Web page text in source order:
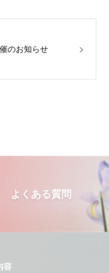
のお知らせ
よくある質問
容